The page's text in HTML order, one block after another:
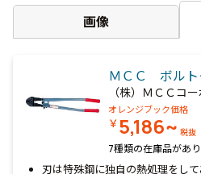
画像
ＭＣＣ ボルト
（株）ＭＣＣコ
オレンジブック価格
￥5,186~ 税抜
7種類の在庫品があ
刃は特殊鋼に独自の熱処理をし